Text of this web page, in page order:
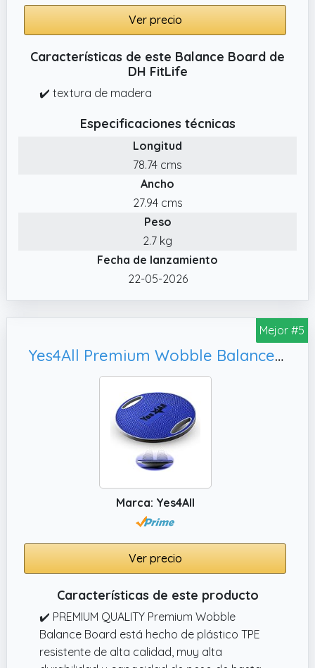
Ver precio
Características de este Balance Board de
DH FitLife
✔️ textura de madera
Especificaciones técnicas
Longitud
78.74 cms
Ancho
27.94 cms
Peso
2.7 kg
Fecha de lanzamiento
22-05-2026
Mejor #5
Yes4All Premium Wobble Balance Board/Core Balance Board -Tablero de Equilibrio Redondo de 16.34 Pulgadas para Escritorio de pie, Entrenamiento de Gimnasio en casa (Azul Cobalto)
Marca: Yes4All
Ver precio
Características de este producto
✔️ PREMIUM QUALITY Premium Wobble
Balance Board está hecho de plástico TPE
resistente de alta calidad, muy alta